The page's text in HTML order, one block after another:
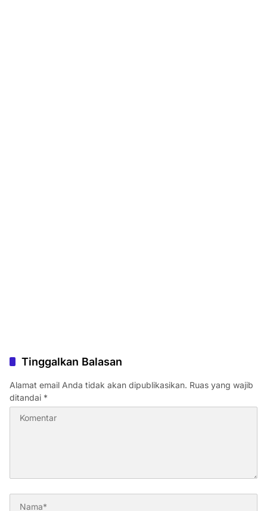
Tinggalkan Balasan
Alamat email Anda tidak akan dipublikasikan. Ruas yang wajib
ditandai *